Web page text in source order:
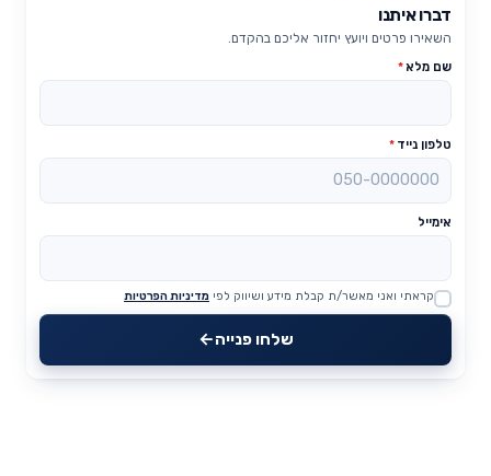
דברו איתנו
השאירו פרטים ויועץ יחזור אליכם בהקדם.
שם מלא*
טלפון נייד *
אימייל
Website
קראתי ואני מאשר/ת קבלת מידע ושיווק לפי מדיניות הפרטיות
שלחו פנייה